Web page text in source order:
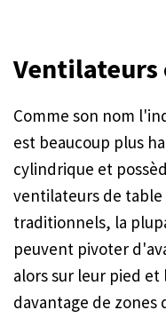
Ventilateurs
Comme son nom
est beaucoup plus
cylindrique et
ventilateurs de
traditionnels, la
peuvent pivoter
alors sur leur pied
davantage de zones